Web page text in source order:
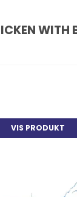
WITH
VIS PRODUKT